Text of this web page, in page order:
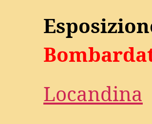
Locandina